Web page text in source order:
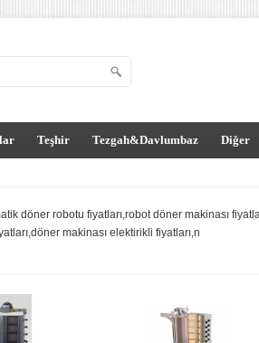
Teşhir Tezgah&Davlumbaz Diğer
döner robotu fiyatları,robot döner makinası
makinası elektirikli fiyatları,n